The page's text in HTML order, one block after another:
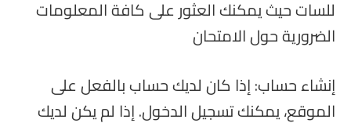
للسات حيث يمكنك العثور على كافة المعلومات
الضرورية حول الامتحان
إنشاء حساب: إذا كان لديك حساب بالفعل على
الموقع، يمكنك تسجيل الدخول. إذا لم يكن لديك